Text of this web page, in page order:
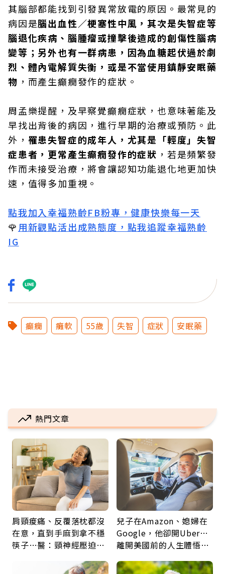
其腦部都能找到引發異常放電的原因。最常見的
病因是腦出血性／梗塞性中風，其次是失智症等
腦退化疾病、腦腫瘤或撞擊後造成的創傷性腦病
變等；另外也有一群病患，因為血糖起伏過於劇
烈、體內電解質失衡，或是不當使用鎮靜安眠藥
物 ，而產生癲癇發作的症狀。
周孟樂提醒，及早察覺癲癇症狀，也意味著能及
早找出背後的病因，進行早期的治療或預防。此
外， 罹患失智症的成年人，尤其是「輕度」失智
症患者，更常產生癲癇發作的症狀 ，若是頻繁發
作而未接受治療，將會讓認知功能退化地更加快
速，值得多加重視。
點我加入幸福熟齡FB粉專，健康快樂每一天
🌹用新觀點活出成熟態度，點我追蹤幸福熟齡
IG
癲癇 癱軟 55歲 失智 症狀 安眠藥
熱門文章
肩頸痠痛、反覆落枕都沒
在意，直到手麻到拿不穩
筷子…醫：頸神經壓迫上
兒子在Amazon、媳婦在
Google，他卻開Uber…
離開美國前的人生體悟：